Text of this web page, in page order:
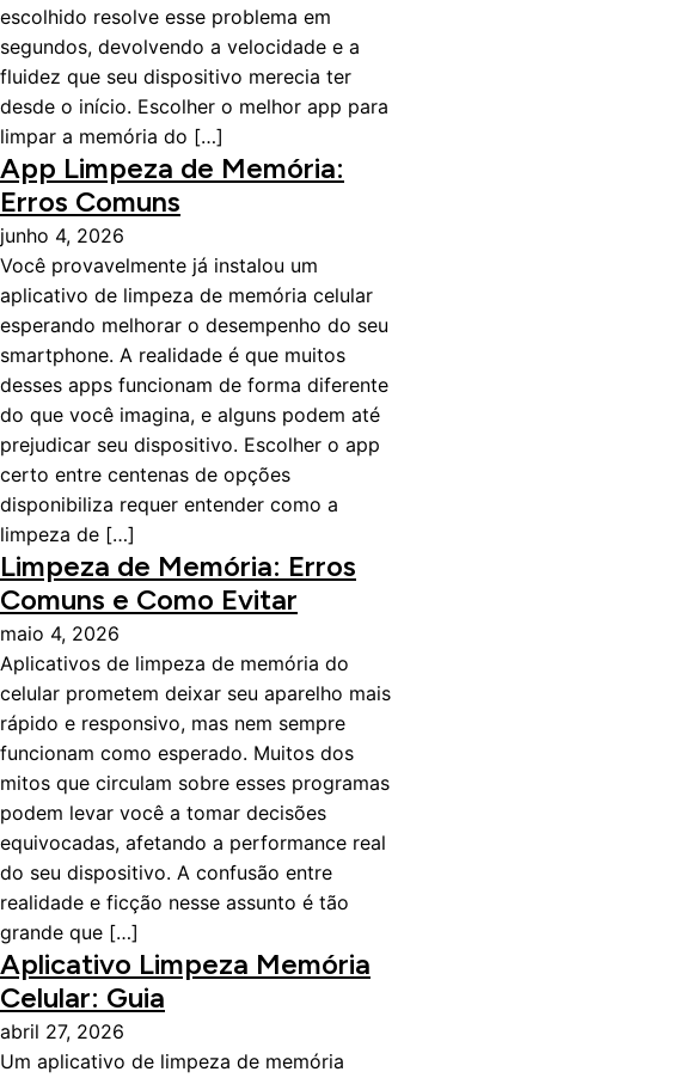
escolhido resolve esse problema em
segundos, devolvendo a velocidade e a
fluidez que seu dispositivo merecia ter
desde o início. Escolher o melhor app para
limpar a memória do […]
App Limpeza de Memória:
Erros Comuns
junho 4, 2026
Você provavelmente já instalou um
aplicativo de limpeza de memória celular
esperando melhorar o desempenho do seu
smartphone. A realidade é que muitos
desses apps funcionam de forma diferente
do que você imagina, e alguns podem até
prejudicar seu dispositivo. Escolher o app
certo entre centenas de opções
disponibiliza requer entender como a
limpeza de […]
Limpeza de Memória: Erros
Comuns e Como Evitar
maio 4, 2026
Aplicativos de limpeza de memória do
celular prometem deixar seu aparelho mais
rápido e responsivo, mas nem sempre
funcionam como esperado. Muitos dos
mitos que circulam sobre esses programas
podem levar você a tomar decisões
equivocadas, afetando a performance real
do seu dispositivo. A confusão entre
realidade e ficção nesse assunto é tão
grande que […]
Aplicativo Limpeza Memória
Celular: Guia
abril 27, 2026
Um aplicativo de limpeza de memória